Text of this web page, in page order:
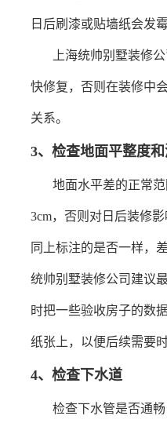
日后刷漆或贴墙纸会发霉
上海统帅别墅装修
快修复，否则在装修中
关系。
3、 检查地面平整度
地面水平差的正常
3cm，否则对日后装修
同上标注的是否一样，
统帅别墅装修公司建议
时把一些验收房子的数
纸张上，以便后续需要
4、检查下水道
检查下水管是否通